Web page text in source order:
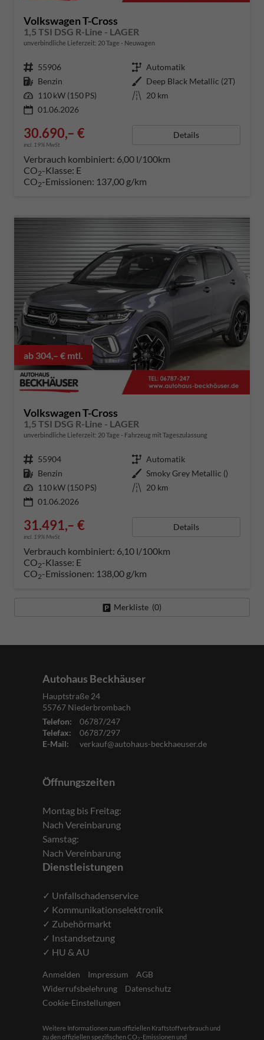
Volkswagen T-Cross
1,5 TSI DSG R-Line - LAGER
unverbindliche Lieferzeit: 20 Tage Neuwagen
Fahrzeugnummer 55906 Getriebe Automatik
Kraftstoff Benzin Außenfarbe Deep Black Metallic (2T)
Leistung 110 kW (150 PS) Kilometerstand 20 km
01.06.2026
30.690,– €
incl. 19% MwSt.
Details
Verbrauch kombiniert: 6,00 l/100km
CO2-Klasse: E
CO2-Emissionen: 137,00 g/km
ab 304,– € mtl.
Volkswagen T-Cross
1,5 TSI DSG R-Line - LAGER
unverbindliche Lieferzeit: 20 Tage Fahrzeug mit Tageszulassung
Fahrzeugnummer 55904 Getriebe Automatik
Kraftstoff Benzin Außenfarbe Smoky Grey Metallic ()
Leistung 110 kW (150 PS) Kilometerstand 20 km
01.06.2026
31.491,– €
incl. 19% MwSt.
Details
Verbrauch kombiniert: 6,10 l/100km
CO2-Klasse: E
CO2-Emissionen: 138,00 g/km
Merkliste (0)
Autohaus Beckhäuser
Hauptstraße 24
55767 Niederbrombach
Telefon:
06787/247
Telefax:
06787/297
E-Mail:
verkauf@autohaus-beckhaeuser.de
Öffnungszeiten
Montag bis Freitag:
Nach Vereinbarung
Samstag:
Nach Vereinbarung
Dienstleistungen
✓ Unfallschadenservice
✓ Kommunikationselektronik
✓ Zubehörmarkt
✓ Instandsetzung
✓ HU & AU
Anmelden Impressum
AGB
Widerrufsbelehrung
Datenschutz
Cookie-Einstellungen
Weitere Informationen zum offiziellen Kraftstoffverbrauch und
zu den offiziellen spezifischen CO -Emissionen und